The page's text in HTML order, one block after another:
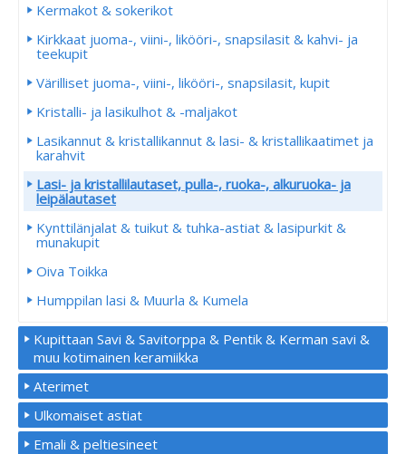
Kermakot & sokerikot
Kirkkaat juoma-, viini-, likööri-, snapsilasit & kahvi- ja
teekupit
Värilliset juoma-, viini-, likööri-, snapsilasit, kupit
Kristalli- ja lasikulhot & -maljakot
Lasikannut & kristallikannut & lasi- & kristallikaatimet ja
karahvit
Lasi- ja kristallilautaset, pulla-, ruoka-, alkuruoka- ja
leipälautaset
Kynttilänjalat & tuikut & tuhka-astiat & lasipurkit &
munakupit
Oiva Toikka
Humppilan lasi & Muurla & Kumela
Kupittaan Savi & Savitorppa & Pentik & Kerman savi &
muu kotimainen keramiikka
Aterimet
Ulkomaiset astiat
Emali & peltiesineet